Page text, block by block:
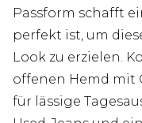
Passform schafft
perfekt ist, um
Look zu erzielen.
offenen Hemd mit
für lässige